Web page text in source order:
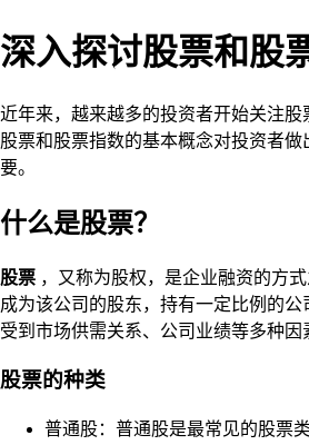
深入探讨股票和股
近年来，越来越多的投资者开始关注
股票和股票指数的基本概念对投资者
要。
什么是股票？
股票 ，又称为股权，是企业融资的方
成为该公司的股东，持有一定比例的
受到市场供需关系、公司业绩等多种因
股票的种类
普通股：普通股是最常见的股票